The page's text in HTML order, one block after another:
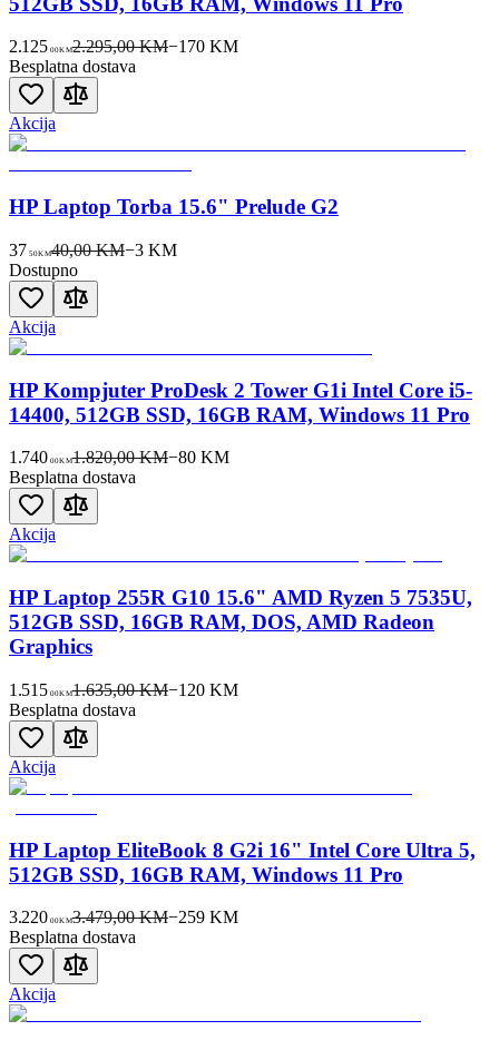
2.125 00KM2.295,00 KM−170KM
Besplatna dostava
Akcija
HP Laptop Torba 15.6" Prelude G2
37 50KM40,00 KM−3KM
Dostupno
Akcija
HP Kompjuter ProDesk 2 Tower G1i Intel Core i5-
14400, 512GB SSD, 16GB RAM, Windows 11 Pro
1.740 00KM1.820,00 KM−80KM
Besplatna dostava
Akcija
HP Laptop 255R G10 15.6" AMD Ryzen 5 7535U,
512GB SSD, 16GB RAM, DOS, AMD Radeon
Graphics
1.515 00KM1.635,00 KM−120KM
Besplatna dostava
Akcija
HP Laptop EliteBook 8 G2i 16" Intel Core Ultra 5,
512GB SSD, 16GB RAM, Windows 11 Pro
3.220 00KM3.479,00 KM−259KM
Besplatna dostava
Akcija